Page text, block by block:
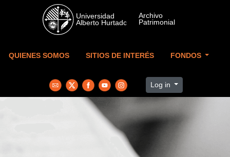
Skip to main content
QUIENES SOMOS SITIOS DE INTERÉS FONDOS
Log in